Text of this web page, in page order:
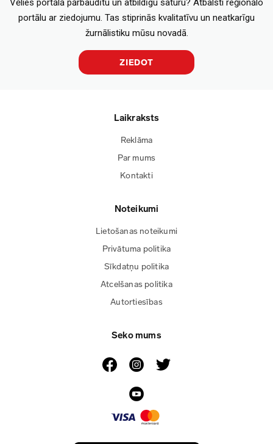
Vēlies portālā pārbaudītu un atbildīgu saturu? Atbalsti reģionālo
portālu ar ziedojumu. Tas stiprinās kvalitatīvu un neatkarīgu
žurnālistiku mūsu novadā.
ZIEDOT
Laikraksts
Reklāma
Par mums
Kontakti
Noteikumi
Lietošanas noteikumi
Privātuma politika
Sīkdatņu politika
Atcelšanas politika
Autortiesības
Seko mums